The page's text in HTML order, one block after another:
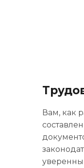
Вам, как